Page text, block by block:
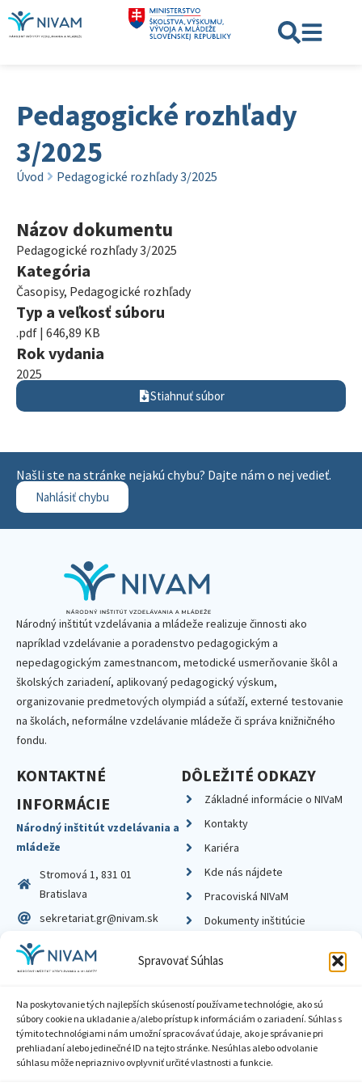
Spravovať Súhlas
Na poskytovanie tých najlepších skúseností používame technológie, ako sú
súbory cookie na ukladanie a/alebo prístup k informáciám o zariadení. Súhlas s
týmito technológiami nám umožní spracovávať údaje, ako je správanie pri
prehliadaní alebo jedinečné ID na tejto stránke. Nesúhlas alebo odvolanie
súhlasu môže nepriaznivo ovplyvniť určité vlastnosti a funkcie.
Pedagogické rozhľady
3/2025
Úvod Pedagogické rozhľady 3/2025
Názov dokumentu
Pedagogické rozhľady 3/2025
Kategória
Časopisy, Pedagogické rozhľady
Typ a veľkosť súboru
.pdf | 646,89 KB
Rok vydania
2025
Stiahnuť súbor
Našli ste na stránke nejakú chybu? Dajte nám o nej vedieť.
Nahlásiť chybu
Národný inštitút vzdelávania a mládeže realizuje činnosti ako
napríklad vzdelávanie a poradenstvo pedagogickým a
nepedagogickým zamestnancom, metodické usmerňovanie škôl a
školských zariadení, aplikovaný pedagogický výskum,
organizovanie predmetových olympiád a súťaží, externé testovanie
na školách, neformálne vzdelávanie mládeže či správa knižničného
fondu.
KONTAKTNÉ
INFORMÁCIE
Národný inštitút vzdelávania a
mládeže
Stromová 1, 831 01
Bratislava
sekretariat.gr@nivam.sk
IČO: 00164348
DIČ: 2020798714
DÔLEŽITÉ ODKAZY
Základné informácie o NIVaM
Kontakty
Kariéra
Kde nás nájdete
Pracoviská NIVaM
Dokumenty inštitúcie
Zásady ochrany súkromia